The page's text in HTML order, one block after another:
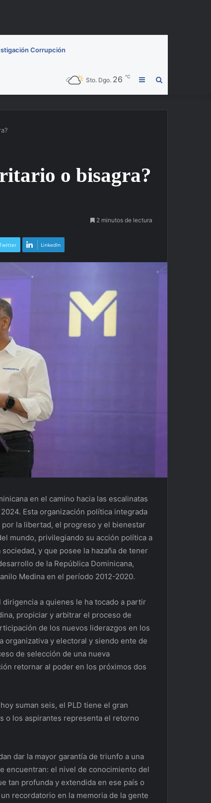
Corrupción
Barra
Sto. Dgo. 26 ℃
o bisagra?
2 minutos de lectura
LinkedIn
en el camino hacia las escalinatas
Esta organización política integrada
la libertad, el progreso y el bienestar
mundo, privilegiando su acción política a
y que posee la hazaña de tener
de la República Dominicana,
Medina en el período 2012-2020.
a quienes le ha tocado a partir
propiciar y arbitrar el proceso de
de los nuevos liderazgos en los
organizativa y electoral y siendo ente de
de selección de una nueva
retornar al poder en los próximos dos
suman seis, el PLD tiene el gran
o los aspirantes representa el retorno
dar la mayor garantía de triunfo a una
encuentran: el nivel de conocimiento del
tan profunda y extendida en ese país o
recordatorio en la memoria de la gente